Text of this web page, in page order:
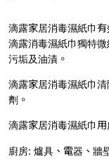
滴露家居消毒濕紙巾
滴露消毒濕紙巾獨特
污垢及油漬。
滴露家居消毒濕紙巾
劑。
滴露家居消毒濕紙巾用
廚房: 爐具、電器、牆